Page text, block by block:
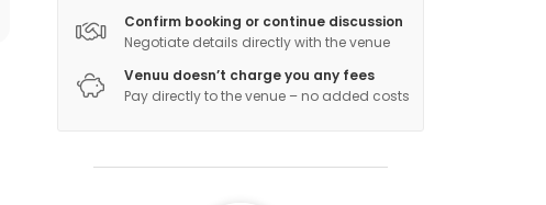
Confirm booking or continue discussion
Negotiate details directly with the venue
Venuu doesn’t charge you any fees
Pay directly to the venue – no added costs